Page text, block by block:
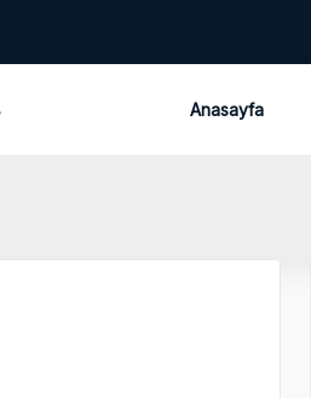
Anasayfa